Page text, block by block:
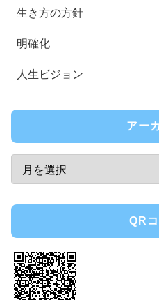
生き方の方針
明確化
人生ビジョン
アー
QR